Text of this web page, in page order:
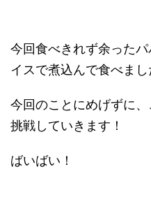
今回食べきれず余った
イスで煮込んで食べまし
今回のことにめげずに
挑戦していきます！
ばいばい！